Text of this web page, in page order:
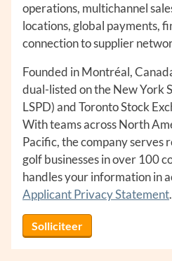
operations, multichannel
locations, global payments,
connection to supplier
Founded in Montréal,
dual-listed on the New York
LSPD) and Toronto Stock
With teams across North
Pacific, the company serves
golf businesses in over 100
handles your information in
Applicant Privacy Statement.
Solliciteer